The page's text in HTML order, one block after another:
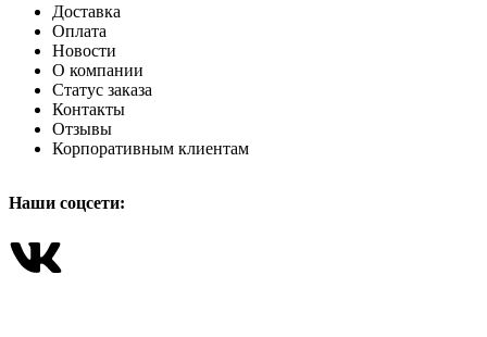
Доставка
Оплата
Новости
О компании
Статус заказа
Контакты
Отзывы
Корпоративным клиентам
Наши соцсети: